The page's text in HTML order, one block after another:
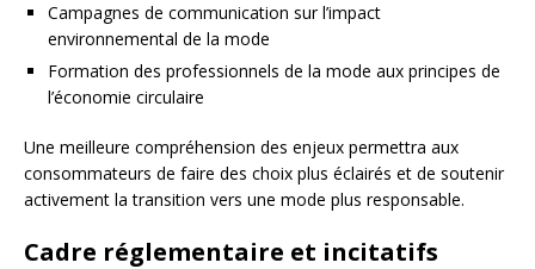
Campagnes de communication sur l’impact
environnemental de la mode
Formation des professionnels de la mode aux principes de
l’économie circulaire
Une meilleure compréhension des enjeux permettra aux
consommateurs de faire des choix plus éclairés et de soutenir
activement la transition vers une mode plus responsable.
Cadre réglementaire et incitatifs